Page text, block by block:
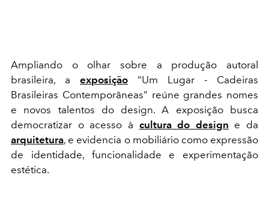
Ampliando o olhar sobre a produção autoral
brasileira, a exposição “Um Lugar - Cadeiras
Brasileiras Contemporâneas” reúne grandes nomes
e novos talentos do design. A exposição busca
democratizar o acesso à cultura do design e da
arquitetura, e evidencia o mobiliário como expressão
de identidade, funcionalidade e experimentação
estética.